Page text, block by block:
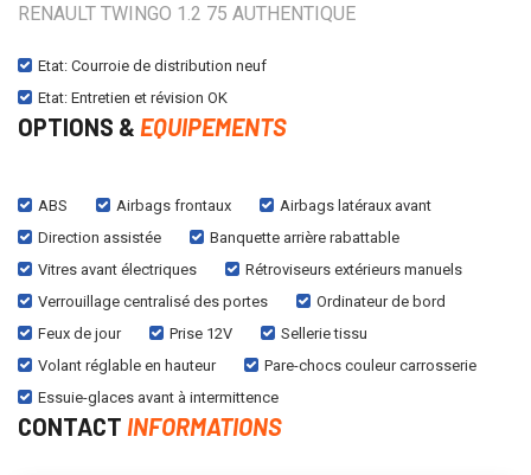
RENAULT TWINGO 1.2 75 AUTHENTIQUE
Etat: Courroie de distribution neuf
Etat: Entretien et révision OK
OPTIONS & EQUIPEMENTS
ABS Airbags frontaux
Airbags latéraux avant
Direction assistée
Banquette arrière rabattable
Vitres avant électriques
Rétroviseurs extérieurs manuels
Verrouillage centralisé des portes
Ordinateur de bord
Feux de jour
Prise 12V
Sellerie tissu
Volant réglable en hauteur
Pare-chocs couleur carrosserie
Essuie-glaces avant à intermittence
CONTACT INFORMATIONS